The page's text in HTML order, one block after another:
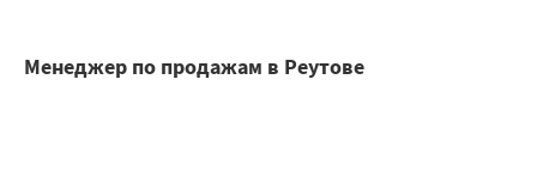
Менеджер по продажам в Реутове